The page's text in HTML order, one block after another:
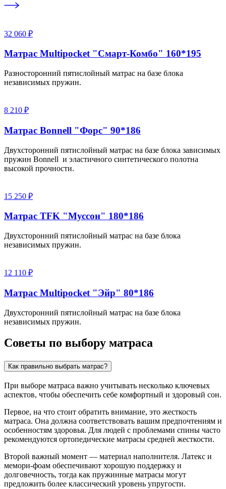
32 060 ₽
Матрас Multipocket "Смарт-Комбо" 160*195
Разносторонний пятислойный матрас на базе блока
независимых пружин.
8 210 ₽
Матрас Bonnell "Форс" 90*186
Двухсторонний пятислойный матрас на базе блока зависимых
пружин Bonnell и эластичного синтетического полотна
высокой прочности.
15 250 ₽
Матрас TFK "Муссон" 180*186
Двухсторонний пятислойный матрас на базе блока
независимых пружин.
12 110 ₽
Матрас Multipocket "Эйр" 80*186
Двухсторонний пятислойный матрас на базе блока
независимых пружин.
Советы по выбору матраса
Как правильно выбрать матрас?
При выборе матраса важно учитывать несколько ключевых
аспектов, чтобы обеспечить себе комфортный и здоровый сон.
Первое, на что стоит обратить внимание, это жесткость
матраса. Она должна соответствовать вашим предпочтениям и
особенностям здоровья. Для людей с проблемами спины часто
рекомендуются ортопедические матрасы средней жесткости.
Второй важный момент — материал наполнителя. Латекс и
мемори-фоам обеспечивают хорошую поддержку и
долговечность, тогда как пружинные матрасы могут
предложить более классический уровень упругости.